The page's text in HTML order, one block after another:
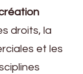
droits, la
et les